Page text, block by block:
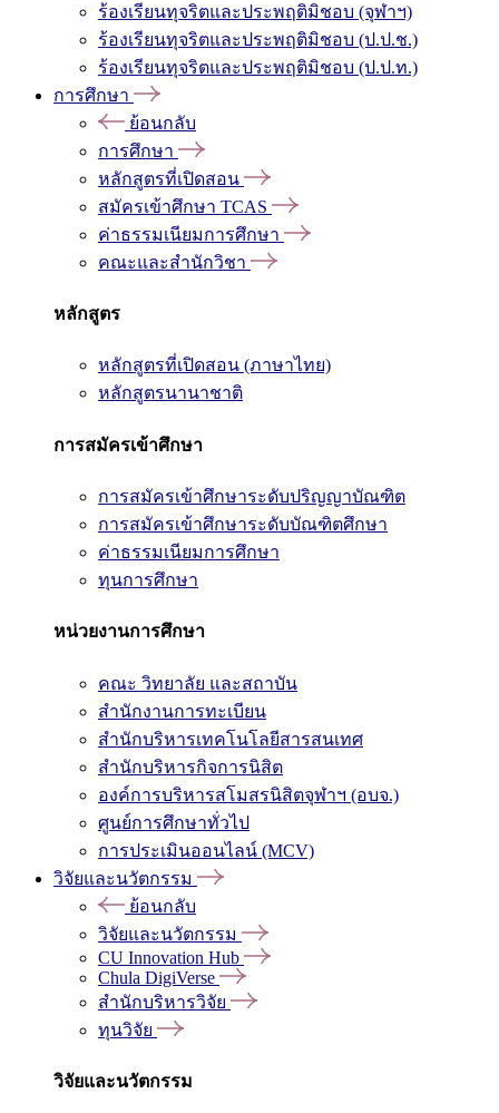
ร้องเรียนทุจริตและประพฤติมิชอบ (จุฬาฯ)
ร้องเรียนทุจริตและประพฤติมิชอบ (ป.ป.ช.)
ร้องเรียนทุจริตและประพฤติมิชอบ (ป.ป.ท.)
การศึกษา
ย้อนกลับ
การศึกษา
หลักสูตรที่เปิดสอน
สมัครเข้าศึกษา TCAS
ค่าธรรมเนียมการศึกษา
คณะและสำนักวิชา
หลักสูตร
หลักสูตรที่เปิดสอน (ภาษาไทย)
หลักสูตรนานาชาติ
การสมัครเข้าศึกษา
การสมัครเข้าศึกษาระดับปริญญาบัณฑิต
การสมัครเข้าศึกษาระดับบัณฑิตศึกษา
ค่าธรรมเนียมการศึกษา
ทุนการศึกษา
หน่วยงานการศึกษา
คณะ วิทยาลัย และสถาบัน
สำนักงานการทะเบียน
สำนักบริหารเทคโนโลยีสารสนเทศ
สำนักบริหารกิจการนิสิต
องค์การบริหารสโมสรนิสิตจุฬาฯ (อบจ.)
ศูนย์การศึกษาทั่วไป
การประเมินออนไลน์ (MCV)
วิจัยและนวัตกรรม
ย้อนกลับ
วิจัยและนวัตกรรม
CU Innovation Hub
Chula DigiVerse
สำนักบริหารวิจัย
ทุนวิจัย
วิจัยและนวัตกรรม